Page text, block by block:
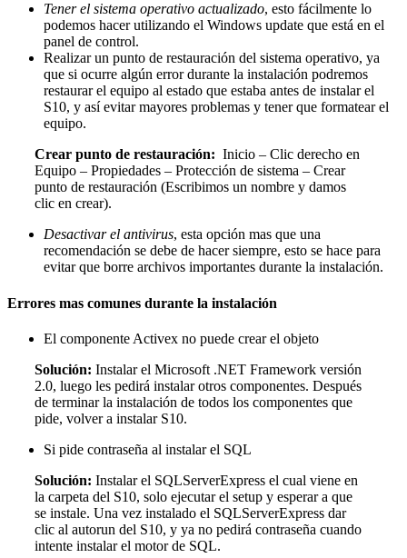
Tener el sistema operativo actualizado, esto fácilmente lo
podemos hacer utilizando el Windows update que está en el
panel de control.
Realizar un punto de restauración del sistema operativo, ya
que si ocurre algún error durante la instalación podremos
restaurar el equipo al estado que estaba antes de instalar el
S10, y así evitar mayores problemas y tener que formatear el
equipo.
Crear punto de restauración: Inicio – Clic derecho en
Equipo – Propiedades – Protección de sistema – Crear
punto de restauración (Escribimos un nombre y damos
clic en crear).
Desactivar el antivirus, esta opción mas que una
recomendación se debe de hacer siempre, esto se hace para
evitar que borre archivos importantes durante la instalación.
Errores mas comunes durante la instalación
El componente Activex no puede crear el objeto
Solución: Instalar el Microsoft .NET Framework versión
2.0, luego les pedirá instalar otros componentes. Después
de terminar la instalación de todos los componentes que
pide, volver a instalar S10.
Si pide contraseña al instalar el SQL
Solución: Instalar el SQLServerExpress el cual viene en
la carpeta del S10, solo ejecutar el setup y esperar a que
se instale. Una vez instalado el SQLServerExpress dar
clic al autorun del S10, y ya no pedirá contraseña cuando
intente instalar el motor de SQL.